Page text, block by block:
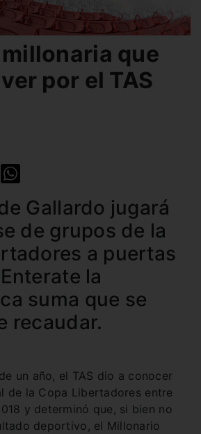
que
por el TAS
Gallardo jugará
de grupos de la
a puertas
la
suma que se
recaudar.
un año, el TAS dio a conocer
de la Copa Libertadores entre
y determinó que, si bien no
deportivo, el Millonario